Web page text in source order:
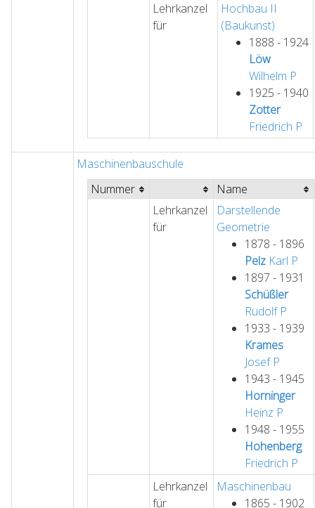
Lehrkanzel
für
Hochbau II
(Baukunst)
1888 - 1924
Löw
Wilhelm P
1925 - 1940
Zotter
Friedrich P
Maschinenbauschule
Nummer
Name
Lehrkanzel
für
Darstellende
Geometrie
1878 - 1896
Pelz Karl P
1897 - 1931
Schüßler
Rudolf P
1933 - 1939
Krames
Josef P
1943 - 1945
Horninger
Heinz P
1948 - 1955
Hohenberg
Friedrich P
Lehrkanzel
für
Maschinenbau
1865 - 1902